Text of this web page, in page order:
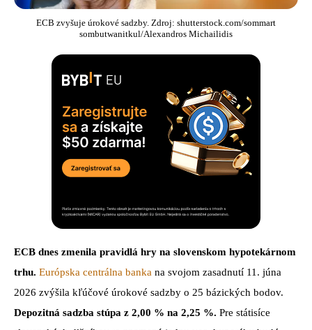
ECB zvyšuje úrokové sadzby. Zdroj: shutterstock.com/sommart
sombutwanitkul/Alexandros Michailidis
ECB dnes zmenila pravidlá hry na slovenskom hypotekárnom
trhu. Európska centrálna banka na svojom zasadnutí 11. júna
2026 zvýšila kľúčové úrokové sadzby o 25 bázických bodov.
Depozitná sadzba stúpa z 2,00 % na 2,25 %. Pre státisíce